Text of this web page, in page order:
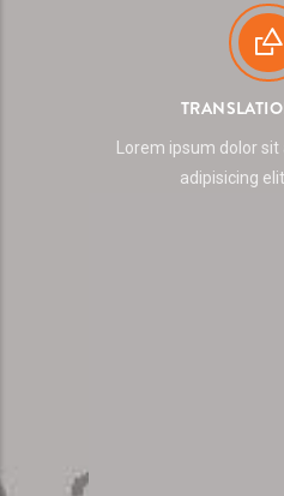
Lorem ipsum dolor
adipisicing